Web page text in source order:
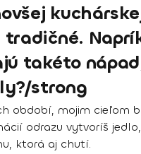
takéto
strong
období, mojim
odrazu vytvoríš
ktorá aj chutí.